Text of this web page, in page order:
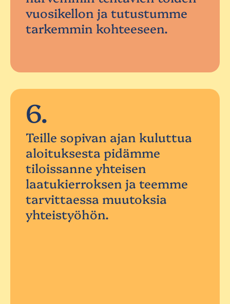
vuosikellon ja tutustumme
tarkemmin kohteeseen.
6.
Teille sopivan ajan kuluttua
aloituksesta pidämme
tiloissanne yhteisen
laatukierroksen ja teemme
tarvittaessa muutoksia
yhteistyöhön.